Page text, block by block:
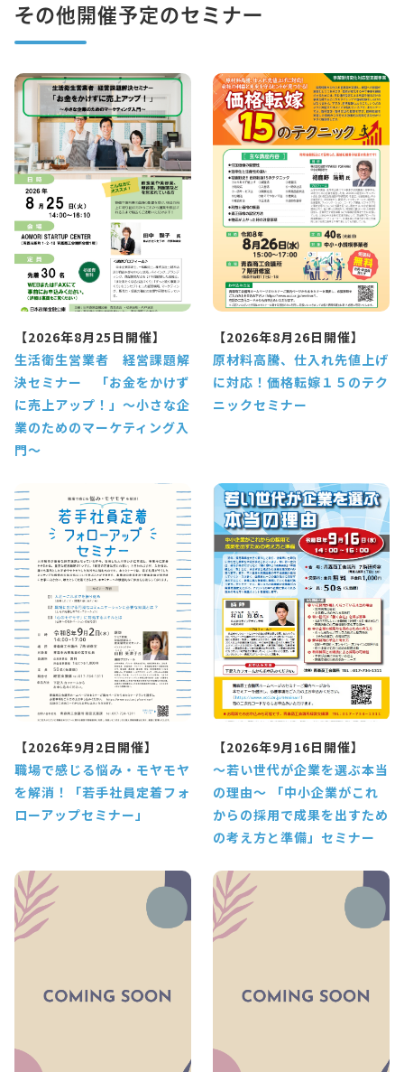
その他開催予定のセミナー
【2026年8月25日開催】
生活衛生営業者 経営課題解
決セミナー 「お金をかけず
に売上アップ！」～小さな企
業のためのマーケティング入
門～
【2026年8月26日開催】
原材料高騰、仕入れ先値上げ
に対応！価格転嫁１５のテク
ニックセミナー
【2026年9月2日開催】
職場で感じる悩み・モヤモヤ
を解消！「若手社員定着フォ
ローアップセミナー」
【2026年9月16日開催】
～若い世代が企業を選ぶ本当
の理由～ 「中小企業がこれ
からの採用で成果を出すため
の考え方と準備」セミナー